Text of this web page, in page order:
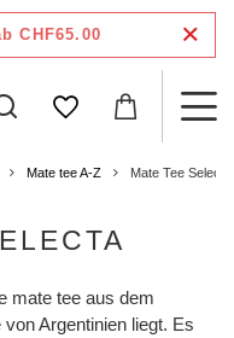
CHF65.00
Mate tee A-Z Mate Tee Selecta
mate tee aus dem
Argentinien liegt. Es